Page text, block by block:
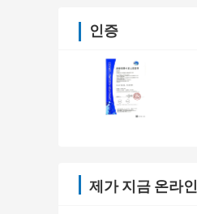
인증
제가 지금 온라